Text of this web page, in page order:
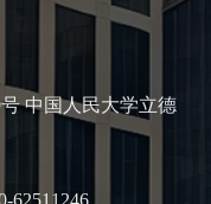
中国人民大学立德